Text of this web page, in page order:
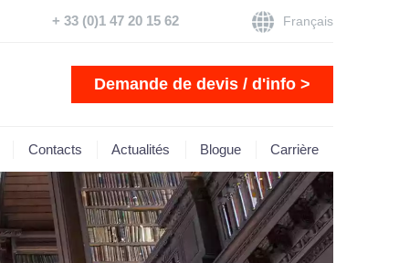
Français
+ 33 (0)1 47 20 15 62
Demande de devis / d'info >
Contacts Actualités Blogue Carrière